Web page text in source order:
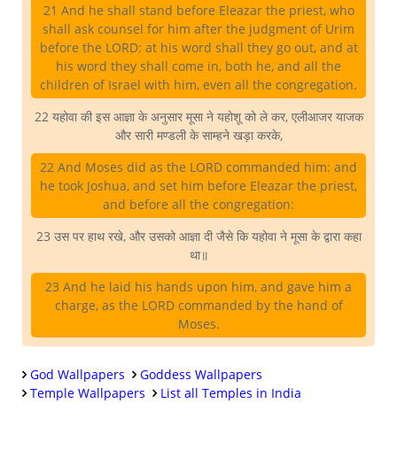
21 And he shall stand before Eleazar the priest, who
shall ask counsel for him after the judgment of Urim
before the LORD: at his word shall they go out, and at
his word they shall come in, both he, and all the
children of Israel with him, even all the congregation.
22 यहोवा की इस आज्ञा के अनुसार मूसा ने यहोशू को ले कर, एलीआजर याजक
और सारी मण्डली के साम्हने खड़ा करके,
22 And Moses did as the LORD commanded him: and
he took Joshua, and set him before Eleazar the priest,
and before all the congregation:
23 उस पर हाथ रखे, और उसको आज्ञा दी जैसे कि यहोवा ने मूसा के द्वारा कहा
था॥
23 And he laid his hands upon him, and gave him a
charge, as the LORD commanded by the hand of
Moses.
God Wallpapers
Goddess Wallpapers
Temple Wallpapers
List all Temples in India